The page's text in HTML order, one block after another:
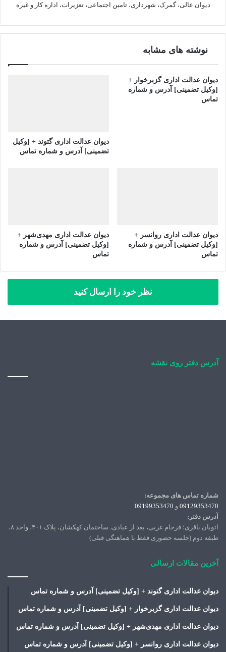
دیوان عالی، گمرک، شهرداری، تامین اجتماعی، تعزیرات، اداره کار و غیره
نوشته های مشابه
دیوان عدالت اداری گتوند + [وکیل
تضمینی] آدرس و شماره تماس
دیوان عدالت اداری گزبرخوار +
[وکیل تضمینی] آدرس و شماره
تماس
دیوان عدالت اداری مهدی‌شهر +
[وکیل تضمینی] آدرس و شماره
تماس
دیوان عدالت اداری روانسر +
[وکیل تضمینی] آدرس و شماره
تماس
نظر خود را ارسال کنید
آدرس دفتر روی نقشه
شماره تماس های مجموعه:
09129353470 و 09199353470
آدرس دفتر:
اتوبان باقری؛ فرجام غربی، بعد از عبادی، ساختمان کهکشان، پلاک ۴۰۱، واحد ۸،
طبقه دوم (جلسه حضوری فقط با هماهنگی قبلی)
آخرین مقالات ارسالی
دیوان عدالت اداری گتوند + [وکیل تضمینی] آدرس و شماره تماس
دیوان عدالت اداری گزبرخوار + [وکیل تضمینی] آدرس و شماره تماس
دیوان عدالت اداری مهدی‌شهر + [وکیل تضمینی] آدرس و شماره تماس
دیوان عدالت اداری روانسر + [وکیل تضمینی] آدرس و شماره تماس